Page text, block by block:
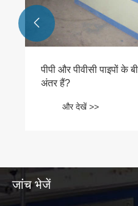
पीपी और पीवीसी पाइपों के
अंतर हैं?
और देखें >>

जांच भेजें